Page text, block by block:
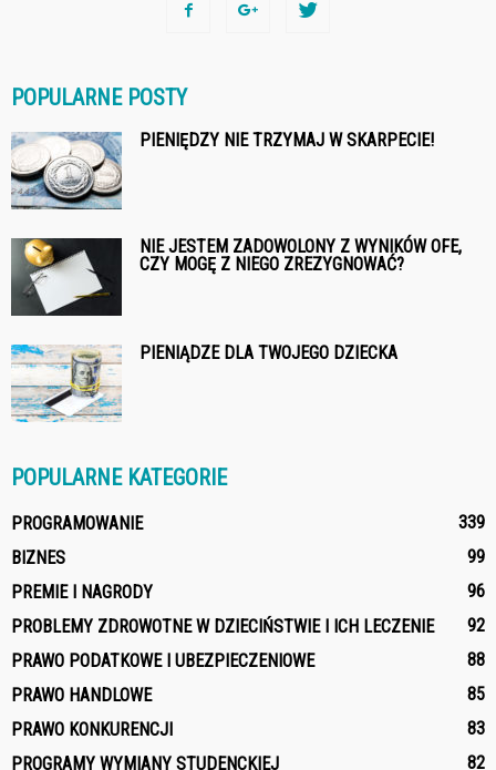
POPULARNE POSTY
PIENIĘDZY NIE TRZYMAJ W SKARPECIE!
NIE JESTEM ZADOWOLONY Z WYNIKÓW OFE,
CZY MOGĘ Z NIEGO ZREZYGNOWAĆ?
PIENIĄDZE DLA TWOJEGO DZIECKA
POPULARNE KATEGORIE
PROGRAMOWANIE
339
BIZNES
99
PREMIE I NAGRODY
96
PROBLEMY ZDROWOTNE W DZIECIŃSTWIE I ICH LECZENIE
92
PRAWO PODATKOWE I UBEZPIECZENIOWE
88
PRAWO HANDLOWE
85
PRAWO KONKURENCJI
83
PROGRAMY WYMIANY STUDENCKIEJ
82